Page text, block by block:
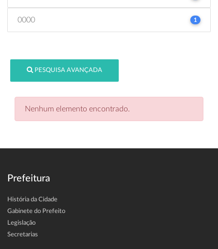
0000 1
PESQUISA AVANÇADA
Nenhum elemento encontrado.
Prefeitura
História da Cidade
Gabinete do Prefeito
Legislação
Secretarias